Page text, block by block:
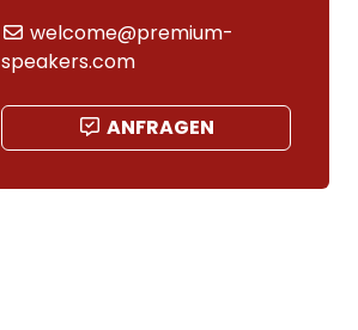
welcome@premium-
speakers.com
ANFRAGEN